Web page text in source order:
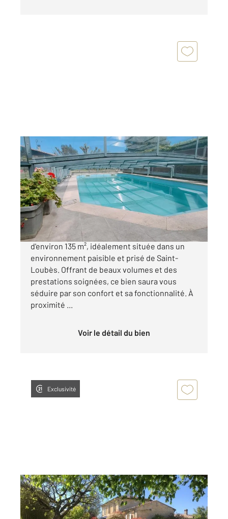
ST LOUBES 33
135,40 m2, 5 pièces
Ref : 727
Maison à vendre
372 000 €
Découvrez cette charmante maison familiale
d'environ 135 m², idéalement située dans un
environnement paisible et prisé de Saint-
Loubès. Offrant de beaux volumes et des
prestations soignées, ce bien saura vous
séduire par son confort et sa fonctionnalité. À
proximité ...
Voir le détail du bien
Exclusivité
GAURIAGUET 33
222,63 m2, 6 pièces
Ref : 453